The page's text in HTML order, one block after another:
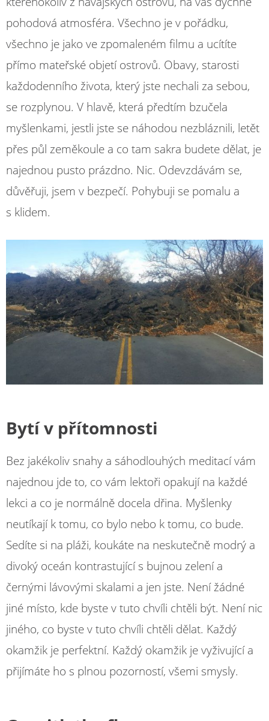
pohodová atmosféra. Všechno je v pořádku,
všechno je jako ve zpomaleném filmu a ucítíte
přímo mateřské objetí ostrovů. Obavy, starosti
každodenního života, který jste nechali za sebou,
se rozplynou. V hlavě, která předtím bzučela
myšlenkami, jestli jste se náhodou nezbláznili, letět
přes půl zeměkoule a co tam sakra budete dělat, je
najednou pusto prázdno. Nic. Odevzdávám se,
důvěřuji, jsem v bezpečí. Pohybuji se pomalu a
s klidem.
Bytí v přítomnosti
Bez jakékoliv snahy a sáhodlouhých meditací vám
najednou jde to, co vám lektoři opakují na každé
lekci a co je normálně docela dřina. Myšlenky
neutíkají k tomu, co bylo nebo k tomu, co bude.
Sedíte si na pláži, koukáte na neskutečně modrý a
divoký oceán kontrastující s bujnou zelení a
černými lávovými skalami a jen jste. Není žádné
jiné místo, kde byste v tuto chvíli chtěli být. Není nic
jiného, co byste v tuto chvíli chtěli dělat. Každý
okamžik je perfektní. Každý okamžik je vyživující a
přijímáte ho s plnou pozorností, všemi smysly.